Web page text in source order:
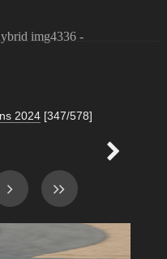
img4336 -
2024 [347/578]
